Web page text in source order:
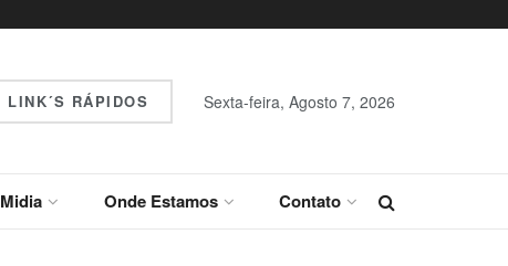
LINK´S RÁPIDOS Sexta-feira, Agosto 7, 2026
Midia Onde Estamos Contato